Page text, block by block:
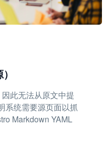
此无法从原文中提
系统需要源页面以抓
Markdown YAML